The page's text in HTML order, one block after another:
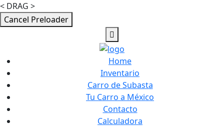
< DRAG >
Cancel Preloader
Home
Inventario
Carro de Subasta
Tu Carro a México
Contacto
Calculadora